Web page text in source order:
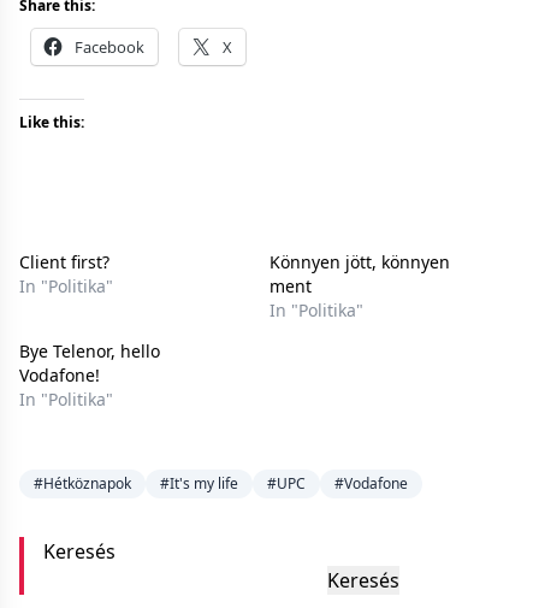
Share this:
Facebook X
Like this:
Client first?
In "Politika"
Könnyen jött, könnyen
ment
In "Politika"
Bye Telenor, hello
Vodafone!
In "Politika"
#Hétköznapok #It's my life #UPC #Vodafone
Keresés
Keresés